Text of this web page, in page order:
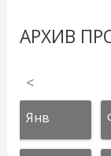
АРХИВ
<
Янв